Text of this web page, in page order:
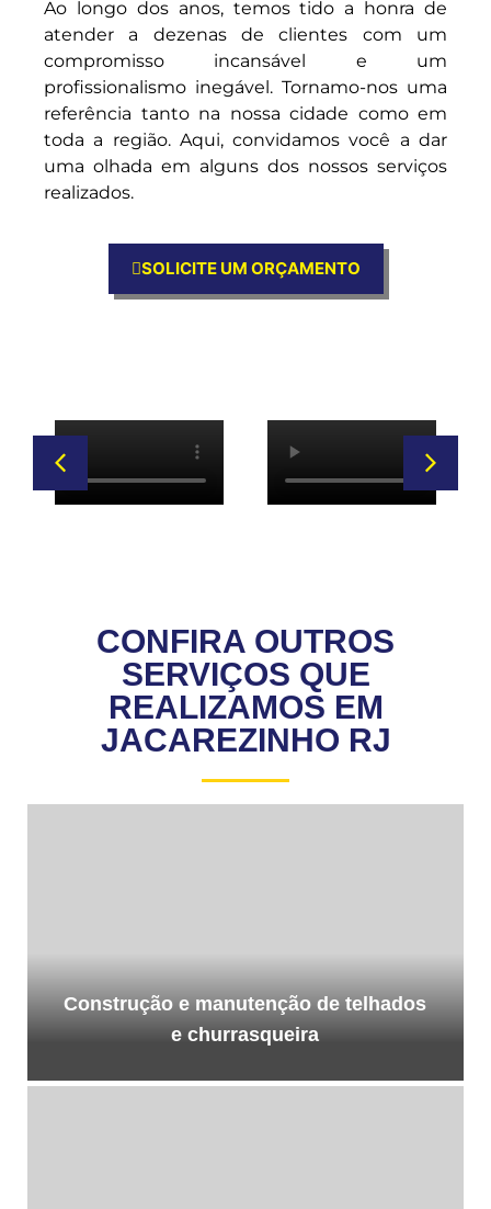
Ao longo dos anos, temos tido a honra de
atender a dezenas de clientes com um
compromisso incansável e um
profissionalismo inegável. Tornamo-nos uma
referência tanto na nossa cidade como em
toda a região. Aqui, convidamos você a dar
uma olhada em alguns dos nossos serviços
realizados.
SOLICITE UM ORÇAMENTO
CONFIRA OUTROS
SERVIÇOS QUE
REALIZAMOS EM
JACAREZINHO RJ
Construção e manutenção de telhados
e churrasqueira